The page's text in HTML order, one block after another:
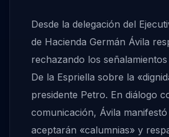
Desde la delegación del
de Hacienda Germán Ávila
rechazando los
De la Espriella sobre la
presidente Petro. En diálogo
comunicación, Ávila
aceptarán «calumnias» y